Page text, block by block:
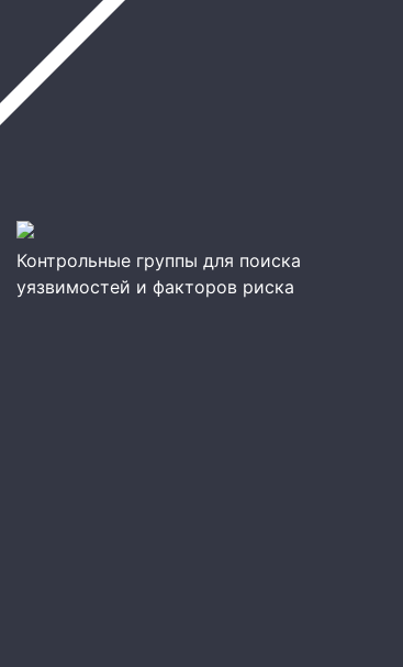
Контрольные группы для поиска
уязвимостей и факторов риска